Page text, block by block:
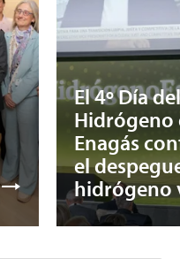
El 4º Día del
Hidrógeno
Enagás
el
hidrógeno